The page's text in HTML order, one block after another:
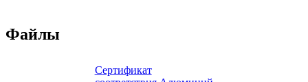
Файлы
Сертификат